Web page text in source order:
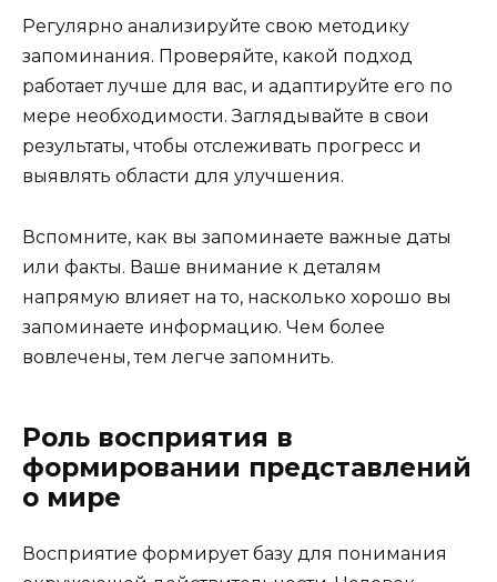
Регулярно анализируйте свою методику
запоминания. Проверяйте, какой подход
работает лучше для вас, и адаптируйте его по
мере необходимости. Заглядывайте в свои
результаты, чтобы отслеживать прогресс и
выявлять области для улучшения.
Вспомните, как вы запоминаете важные даты
или факты. Ваше внимание к деталям
напрямую влияет на то, насколько хорошо вы
запоминаете информацию. Чем более
вовлечены, тем легче запомнить.
Роль восприятия в
формировании представлений
о мире
Восприятие формирует базу для понимания